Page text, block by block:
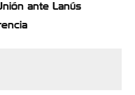
ante Lanús